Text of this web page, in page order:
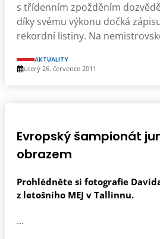
s třídenním zpožděním
díky svému výkonu dočká
rekordní listiny. Na
AKTUALITY
úterý 26. července 2011
Evropský šampionát
obrazem
Prohlédněte si fotografie
z letošního MEJ v Tallinnu.
…